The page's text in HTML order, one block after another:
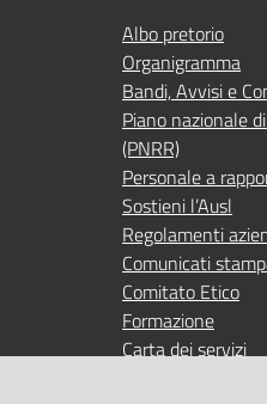
Albo pretorio
Organigramma
Bandi, Avvisi e
Piano nazionale
(PNRR)
Personale a
Sostieni l’Ausl
Regolamenti
Comunicati
Comitato Etico
Formazione
Carta dei servizi